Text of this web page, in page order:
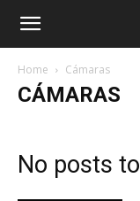
Home Cámaras
CÁMARAS
No posts